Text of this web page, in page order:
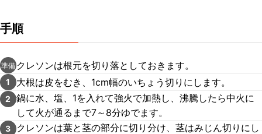
手順
準備 クレソンは根元を切り落としておきます。
1 大根は皮をむき、1cm幅のいちょう切りにします。
2
鍋に水、塩、1を入れて強火で加熱し、沸騰したら中火に
して火が通るまで7～8分ゆでます。
3
クレソンは葉と茎の部分に切り分け、茎はみじん切りにし